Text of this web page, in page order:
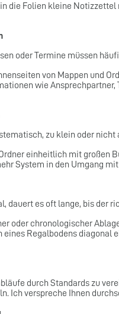
in die Folien kleine
oder Termine müssen
von Mappen und
wie
zu klein oder
einheitlich mit großen
System in den Umgang
dauert es oft lange, bis der
oder chronologischer
eines Regalbodens
durch Standards zu
Ich verspreche Ihnen